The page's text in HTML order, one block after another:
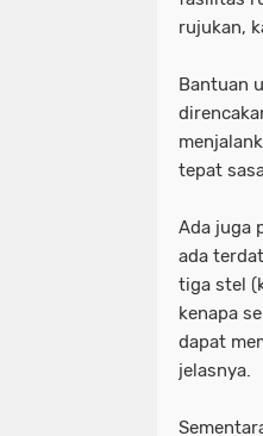
rujukan,
Bantuan
tepat
Ada juga
ada
tiga stel
kenapa
dapat
jelasnya.